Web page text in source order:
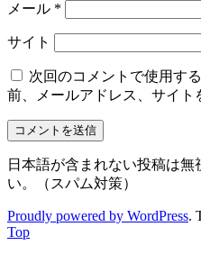
メール *
サイト
次回のコメントで使用す
前、メールアドレス、サイト
日本語が含まれない投稿は
い。（スパム対策）
Proudly powered by WordPress.
Top